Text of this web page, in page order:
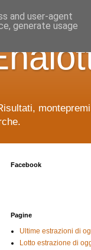
Facebook
Pagine
Ultime estrazioni di
Lotto estrazione di
and user-agent
generate usage